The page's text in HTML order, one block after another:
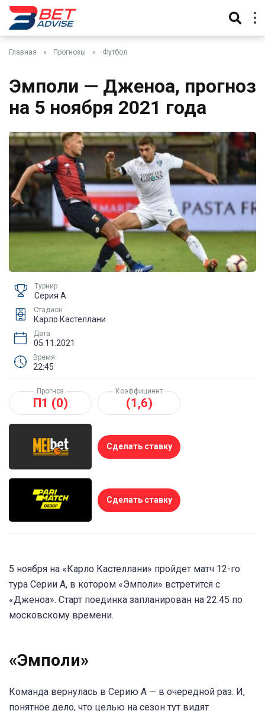
Главная » Прогнозы » Футбол
Эмполи — Дженоа, прогноз
на 5 ноября 2021 года
Турнир
Серия А
Стадион
Карло Кастеллани
Дата
05.11.2021
Время
22:45
Прогноз
П1 (0)
Коэффициент
(1,6)
Сделать ставку
Сделать ставку
5 ноября на «Карло Кастеллани» пройдет матч 12-го
тура Серии А, в котором «Эмполи» встретится с
«Дженоа». Старт поединка запланирован на 22:45 по
московскому времени.
«Эмполи»
Команда вернулась в Серию А — в очередной раз. И,
понятное дело, что целью на сезон тут видят